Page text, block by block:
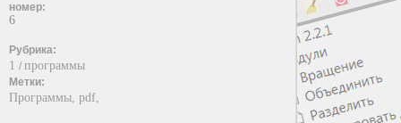
номер:
6
Рубрика:
1 / программы
Метки:
Программы, pdf,